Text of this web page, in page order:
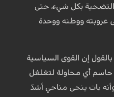
التضحية بكل ‏شيء، ‏حتى‏
عروبته ووطنه ووحدة
إن القوى السياسية
أي محاولة ‏لتغلغل
بات ينحى مناحي أشدّ